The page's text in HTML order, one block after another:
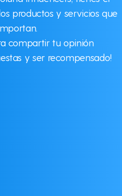
productos y servicios que
compartir tu opinión
y ser recompensado!